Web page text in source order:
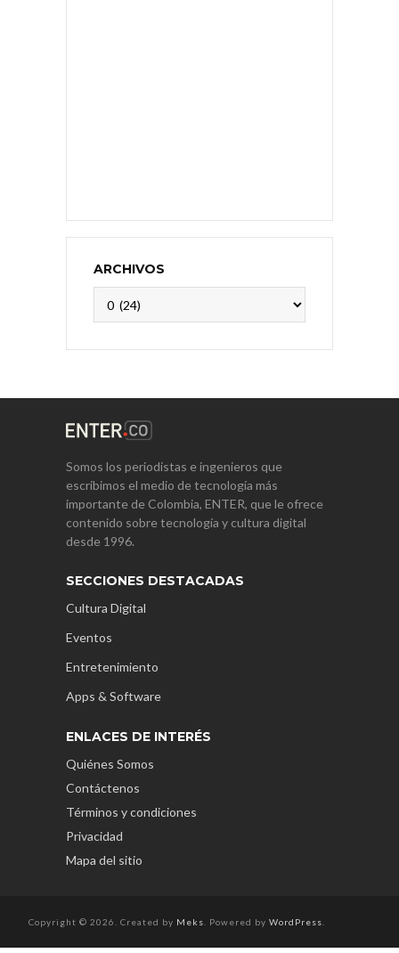
ARCHIVOS
Somos los periodistas e ingenieros que
escribimos el medio de tecnología más
importante de Colombia, ENTER, que le ofrece
contenido sobre tecnología y cultura digital
desde 1996.
SECCIONES DESTACADAS
Cultura Digital
Eventos
Entretenimiento
Apps & Software
ENLACES DE INTERÉS
Quiénes Somos
Contáctenos
Términos y condiciones
Privacidad
Mapa del sitio
Copyright © 2026. Created by Meks . Powered by WordPress